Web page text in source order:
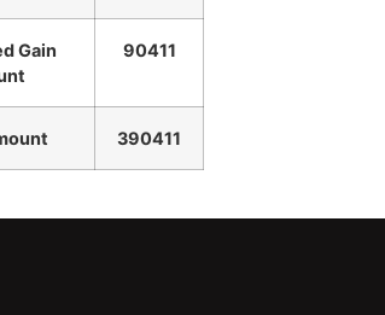
Gain
90411
390411